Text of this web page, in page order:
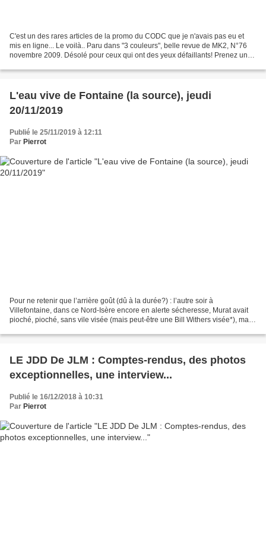
C'est un des rares articles de la promo du CODC que je n'avais pas eu et
mis en ligne... Le voilà.. Paru dans "3 couleurs", belle revue de MK2, N°76
novembre 2009. Désolé pour ceux qui ont des yeux défaillants! Prenez une
L'eau vive de Fontaine (la source), jeudi
20/11/2019
Publié le 25/11/2019 à 12:11
Par Pierrot
Pour ne retenir que l’arrière goût (dû à la durée?) : l’autre soir à
Villefontaine, dans ce Nord-Isère encore en alerte sécheresse, Murat avait
pioché, pioché, sans vile visée (mais peut-être une Bill Withers visée*), mais
LE JDD De JLM : Comptes-rendus, des photos
exceptionnelles, une interview...
Publié le 16/12/2018 à 10:31
Par Pierrot